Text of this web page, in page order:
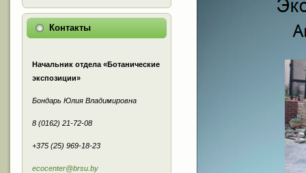
Контакты
Начальник отдела «Ботанические
экспозиции»
Бондарь Юлия Владимировна
8 (0162) 21-72-08
+375 (25) 969-18-23
ecocenter@brsu.by